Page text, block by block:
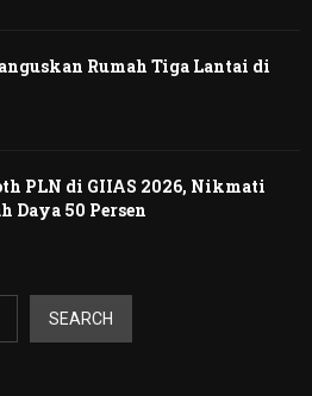
Rumah Tiga Lantai di
PLN di GIIAS 2026, Nikmati
Daya 50 Persen
SEARCH